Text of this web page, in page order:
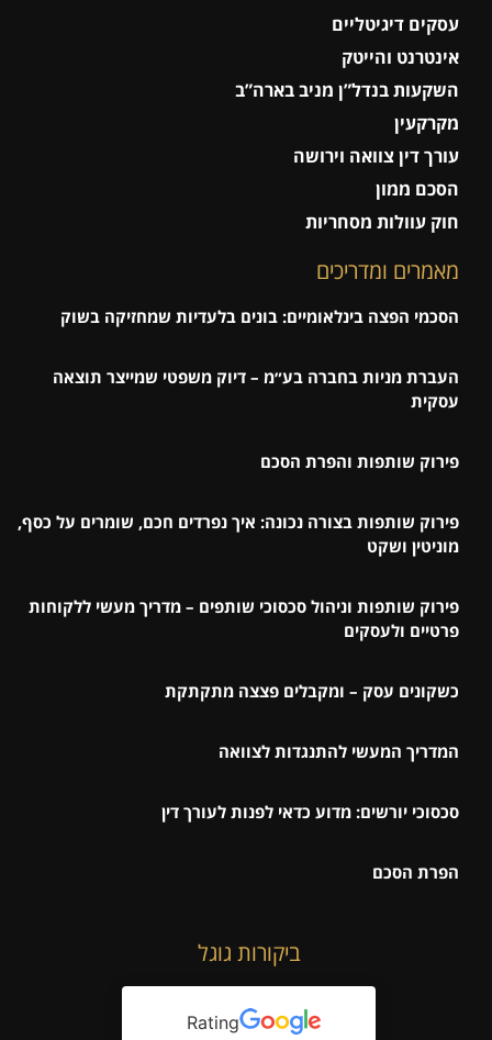
עסקים דיגיטליים
אינטרנט והייטק
השקעות בנדל”ן מניב בארה”ב
מקרקעין
עורך דין צוואה וירושה
הסכם ממון
חוק עוולות מסחריות
מאמרים ומדריכים
הסכמי הפצה בינלאומיים: בונים בלעדיות שמחזיקה בשוק
העברת מניות בחברה בע״מ – דיוק משפטי שמייצר תוצאה
עסקית
פירוק שותפות והפרת הסכם
פירוק שותפות בצורה נכונה: איך נפרדים חכם, שומרים על כסף,
מוניטין ושקט
פירוק שותפות וניהול סכסוכי שותפים – מדריך מעשי ללקוחות
פרטיים ולעסקים
כשקונים עסק – ומקבלים פצצה מתקתקת
המדריך המעשי להתנגדות לצוואה
סכסוכי יורשים: מדוע כדאי לפנות לעורך דין
הפרת הסכם
ביקורות גוגל
Rating